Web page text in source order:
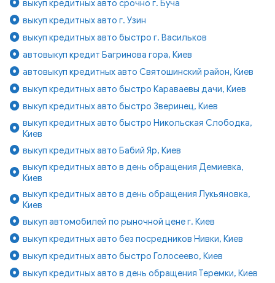
выкуп кредитных авто срочно г. Буча
выкуп кредитных авто г. Узин
выкуп кредитных авто быстро г. Васильков
автовыкуп кредит Багринова гора, Киев
автовыкуп кредитных авто Святошинский район, Киев
выкуп кредитных авто быстро Караваевы дачи, Киев
выкуп кредитных авто быстро Зверинец, Киев
выкуп кредитных авто быстро Никольская Слободка,
Киев
выкуп кредитных авто Бабий Яр, Киев
выкуп кредитных авто в день обращения Демиевка,
Киев
выкуп кредитных авто в день обращения Лукьяновка,
Киев
выкуп автомобилей по рыночной цене г. Киев
выкуп кредитных авто без посредников Нивки, Киев
выкуп кредитных авто быстро Голосеево, Киев
выкуп кредитных авто в день обращения Теремки, Киев